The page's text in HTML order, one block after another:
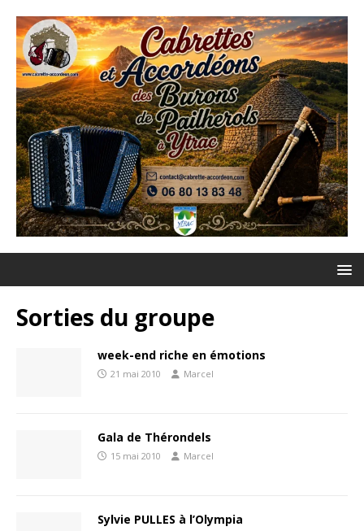
Sorties du groupe
week-end riche en émotions
21 mai 2010 Marcel
Gala de Thérondels
15 mai 2010 Marcel
Sylvie PULLES à l’Olympia